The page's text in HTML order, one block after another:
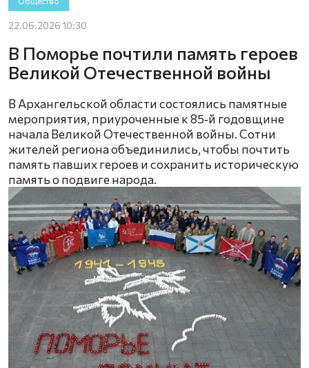
22.06.2026 10:30
В Поморье почтили память героев
Великой Отечественной войны
В Архангельской области состоялись памятные
мероприятия, приуроченные к 85‑й годовщине
начала Великой Отечественной войны. Сотни
жителей региона объединились, чтобы почтить
память павших героев и сохранить историческую
память о подвиге народа.